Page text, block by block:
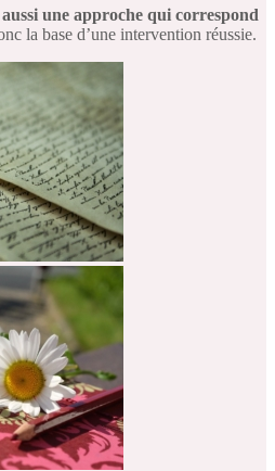
une approche qui correspond
la base d’une intervention réussie.